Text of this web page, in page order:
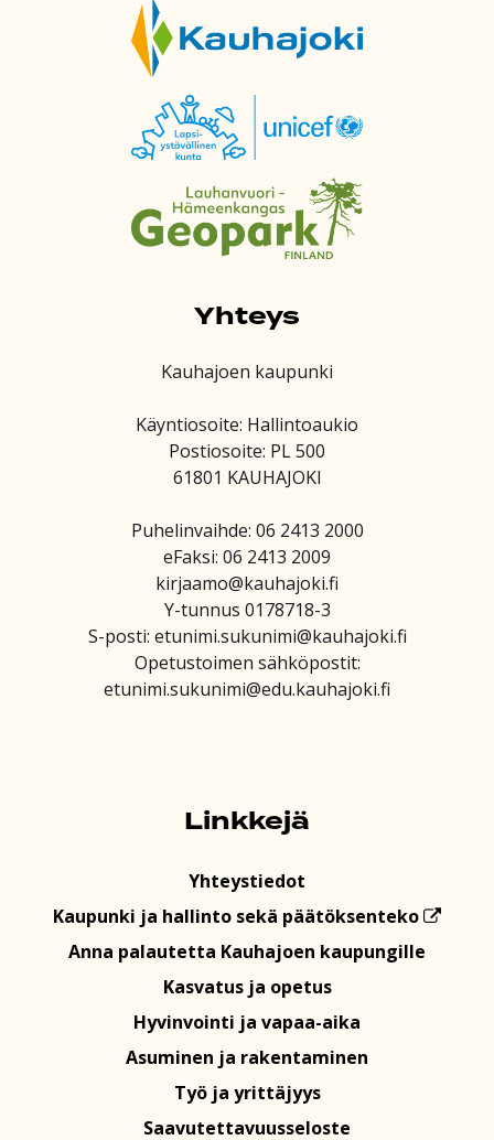
Yhteys
Kauhajoen kaupunki
Käyntiosoite: Hallintoaukio
Postiosoite: PL 500
61801 KAUHAJOKI
Puhelinvaihde: 06 2413 2000
eFaksi: 06 2413 2009
kirjaamo@kauhajoki.fi
Y-tunnus 0178718-3
S-posti: etunimi.sukunimi@kauhajoki.fi
Opetustoimen sähköpostit:
etunimi.sukunimi@edu.kauhajoki.fi
Linkkejä
Yhteystiedot
Kaupunki ja hallinto sekä päätöksenteko
Anna palautetta Kauhajoen kaupungille
Kasvatus ja opetus
Hyvinvointi ja vapaa-aika
Asuminen ja rakentaminen
Työ ja yrittäjyys
Saavutettavuusseloste